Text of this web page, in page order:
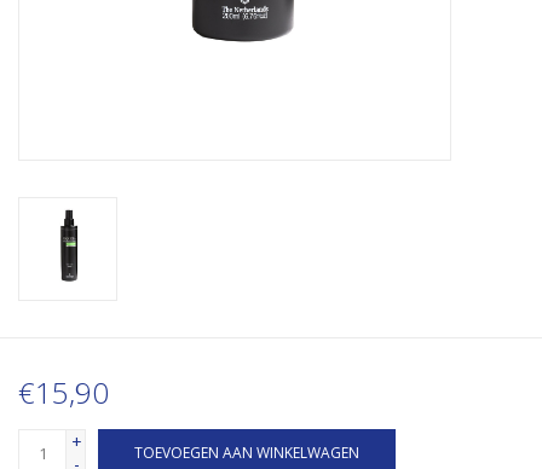
€15,90
+
-
TOEVOEGEN AAN WINKELWAGEN